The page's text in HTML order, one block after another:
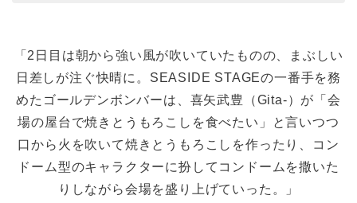
「2日目は朝から強い風が吹いていたものの、まぶしい
日差しが注ぐ快晴に。SEASIDE STAGEの一番手を務
めたゴールデンボンバーは、喜矢武豊（Gita-）が「会
場の屋台で焼きとうもろこしを食べたい」と言いつつ
口から火を吹いて焼きとうもろこしを作ったり、コン
ドーム型のキャラクターに扮してコンドームを撒いた
りしながら会場を盛り上げていった。」